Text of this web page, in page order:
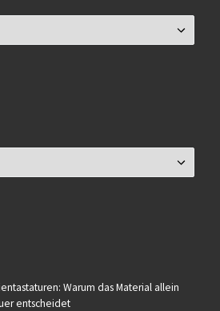
Warum das Material allein
entscheidet